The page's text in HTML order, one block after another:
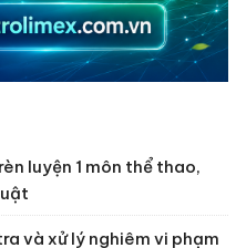
luyện 1 môn thể thao,
và xử lý nghiêm vi phạm